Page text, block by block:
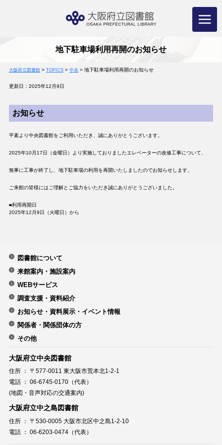
地下駐車場利用再開のお知らせ
大阪府立図書館> TOPICS> 中央> 地下駐車場利用再開のお知らせ
更新日：2025年12月9日
お知らせ
平素より中央図書館をご利用いただき、誠にありがとうございます。
2025年10月17日（金曜日）より実施しておりましたエレベーターの改修工事について、
無事に工事が終了し、地下駐車場の利用を再開いたしましたのでお知らせします。
ご来館の皆様にはご理解とご協力をいただき誠にありがとうございました。
■利用再開日
2025年12月9日（火曜日）から
図書館について
来館案内・施設案内
WEBサービス
調査支援・資料紹介
お知らせ・資料展示・イベント情報
関係者・関係団体の方
その他
大阪府立中央図書館
住所 ： 〒577-0011 東大阪市荒本北1-2-1
電話 ： 06-6745-0170（代表）
(地図・音声対応の交通案内)
大阪府立中之島図書館
住所 ： 〒530-0005 大阪市北区中之島1-2-10
電話 ： 06-6203-0474（代表）